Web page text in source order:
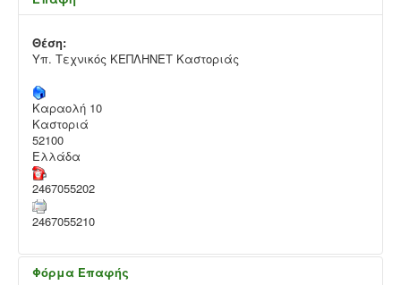
Θέση:
Υπ. Τεχνικός ΚΕΠΛΗΝΕΤ Καστοριάς
Καραολή 10
Καστοριά
52100
Ελλάδα
2467055202
2467055210
Φόρμα Επαφής